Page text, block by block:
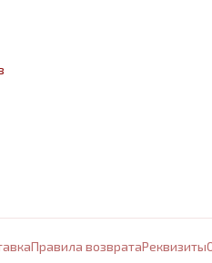
Правила возвратаРеквизиты